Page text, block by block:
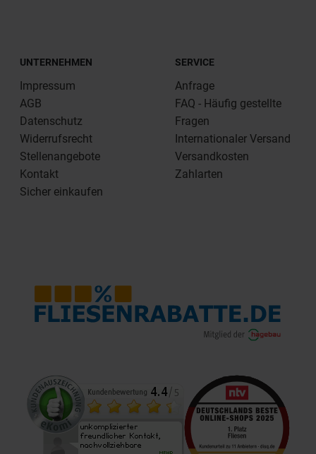
UNTERNEHMEN
Impressum
AGB
Datenschutz
Widerrufsrecht
Stellenangebote
Kontakt
Sicher einkaufen
SERVICE
Anfrage
FAQ - Häufig gestellte
Fragen
Internationaler Versand
Versandkosten
Zahlarten